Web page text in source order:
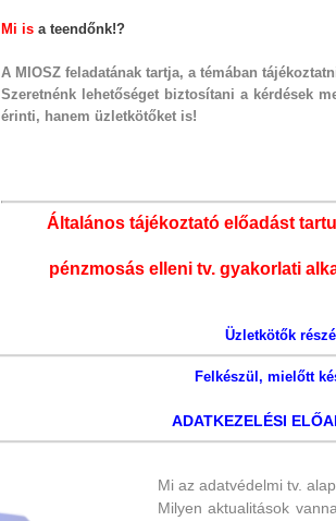
Mi isa teendőnk!?
A MIOSZ feladatának tartja, a témában
Szeretnénk lehetőséget biztosítani a kérdések
érinti, hanem üzletkötőket is!
Általános tájékoztató előadást
pénzmosás elleni tv. gyakorlati
Üzletkötők
Felkészül, mielőtt
ADATKEZELÉSI
Mi az adatvédelmi tv.
Milyen aktualitások